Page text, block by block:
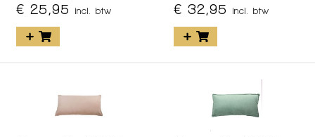
€ 25,95 incl. btw € 32,95 incl. btw